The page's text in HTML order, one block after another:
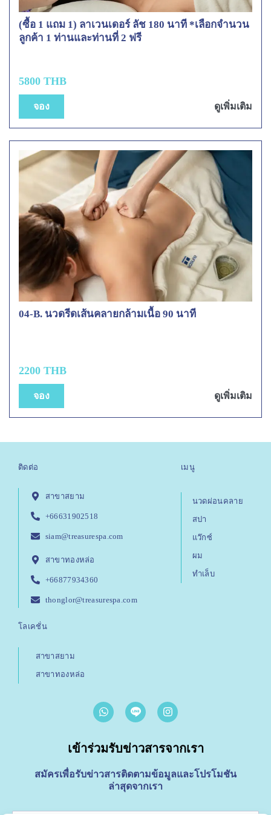
(ซื้อ 1 แถม 1) ลาเวนเดอร์ ลัช 180 นาที *เลือกจำนวน
ลูกค้า 1 ท่านและท่านที่ 2 ฟรี
5800 THB
จอง ดูเพิ่มเติม
04-B. นวดรีดเส้นคลายกล้ามเนื้อ 90 นาที
2200 THB
จอง ดูเพิ่มเติม
ติดต่อ
สาขาสยาม
+66631902518
siam@treasurespa.com
สาขาทองหล่อ
+66877934360
thonglor@treasurespa.com
เมนู
นวดผ่อนคลาย
สปา
แว๊กซ์
ผม
ทำเล็บ
โลเคชั่น
สาขาสยาม
สาขาทองหล่อ
W
h
s
p
I
n
a
a
เข้าร่วมรับข่าวสารจากเรา
สมัครเพื่อรับข่าวสารติดตามข้อมูลและโปรโมชัน
ล่าสุดจากเรา